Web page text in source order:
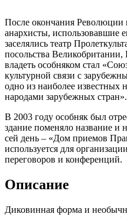
После окончания Революции
анархисты, использовавшие
заселялись театр
посольства
владеть особняком стал
культурной связи с
одно из наиболее
народами зарубежных стран».
В 2003 году особняк был
здание поменяло название и
сей день – «Дом приемов
используется для
переговоров и конференций.
Описание
Диковинная форма и